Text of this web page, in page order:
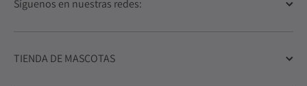
Síguenos en nuestras redes:
TIENDA DE MASCOTAS